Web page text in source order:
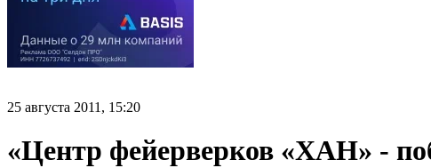
25 августа 2011, 15:20
«Центр фейерверков «ХАН» -